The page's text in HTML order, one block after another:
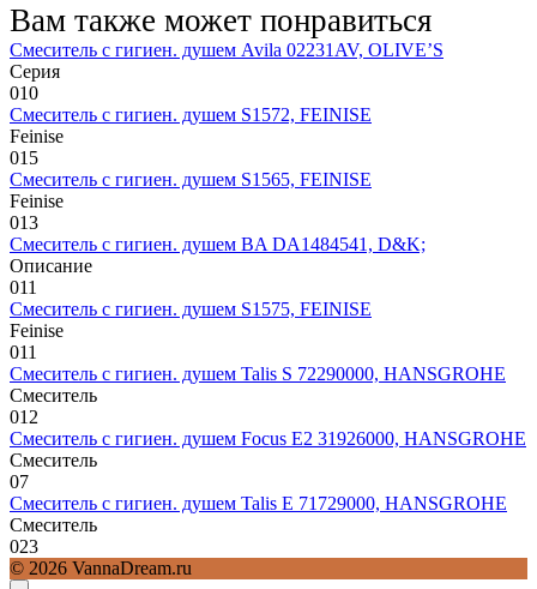
Вам также может понравиться
Смеситель с гигиен. душем Avila 02231AV, OLIVE’S
Серия
010
Смеситель с гигиен. душем S1572, FEINISE
Feinise
015
Смеситель с гигиен. душем S1565, FEINISE
Feinise
013
Смеситель с гигиен. душем BA DA1484541, D&K;
Описание
011
Смеситель с гигиен. душем S1575, FEINISE
Feinise
011
Смеситель с гигиен. душем Talis S 72290000, HANSGROHE
Смеситель
012
Смеситель с гигиен. душем Focus E2 31926000, HANSGROHE
Смеситель
07
Смеситель с гигиен. душем Talis E 71729000, HANSGROHE
Смеситель
023
© 2026 VannaDream.ru